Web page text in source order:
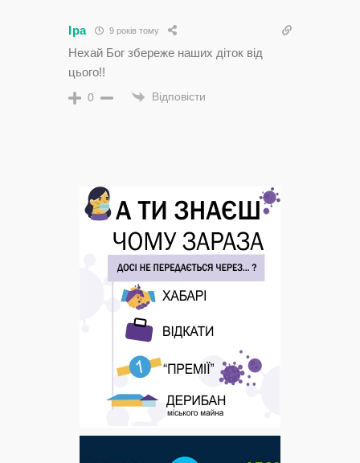
Іра 9 років тому
Нехай Бог збереже наших діток від
цього!!
0 Відповісти